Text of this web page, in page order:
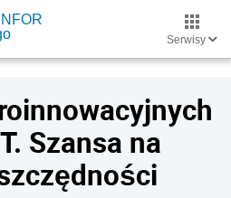
Serwisy
Szansa na